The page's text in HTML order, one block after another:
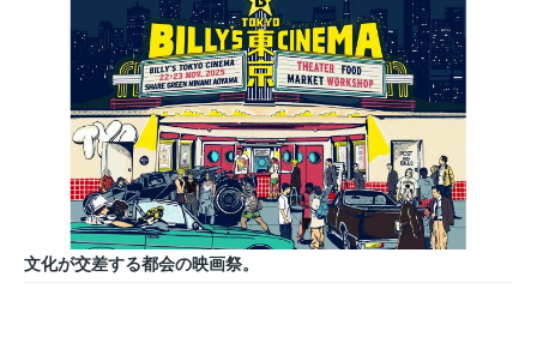
文化が交差する都会の映画祭。